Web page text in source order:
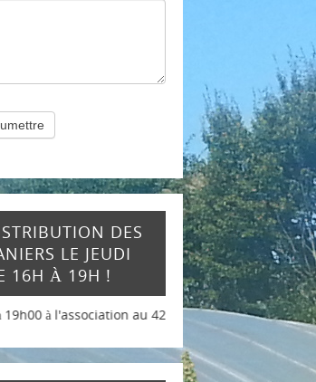
DES
LE JEUDI
16H À 19H !
au 42 rue du chemin vert